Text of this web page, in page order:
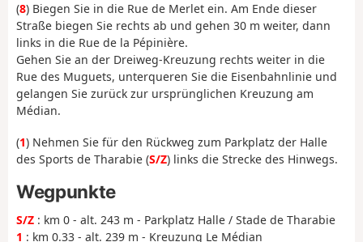
(8) Biegen Sie in die Rue de Merlet ein. Am Ende dieser
Straße biegen Sie rechts ab und gehen 30 m weiter, dann
links in die Rue de la Pépinière.
Gehen Sie an der Dreiweg-Kreuzung rechts weiter in die
Rue des Muguets, unterqueren Sie die Eisenbahnlinie und
gelangen Sie zurück zur ursprünglichen Kreuzung am
Médian.
(1) Nehmen Sie für den Rückweg zum Parkplatz der Halle
des Sports de Tharabie (S/Z) links die Strecke des Hinwegs.
Wegpunkte
S/Z : km 0 - alt. 243 m - Parkplatz Halle / Stade de Tharabie
1 : km 0.33 - alt. 239 m - Kreuzung Le Médian